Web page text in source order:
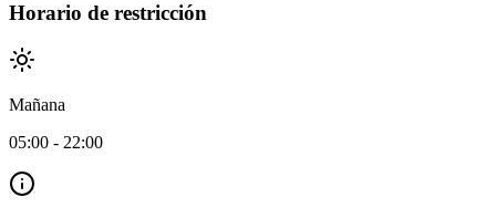
Horario de restricción
Mañana
05:00 - 22:00